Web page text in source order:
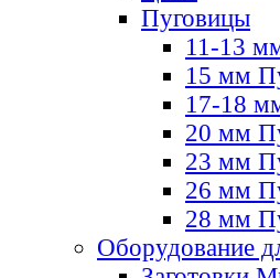
Пуговицы
11-13
15 мм
17-18
20 мм
23 мм
26 мм
28 мм
Оборудование